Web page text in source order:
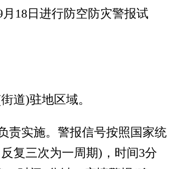
18日进行防空防灾警报试
道)驻地区域。
实施。警报信号按照国家统
复三次为一周期)，时间3分